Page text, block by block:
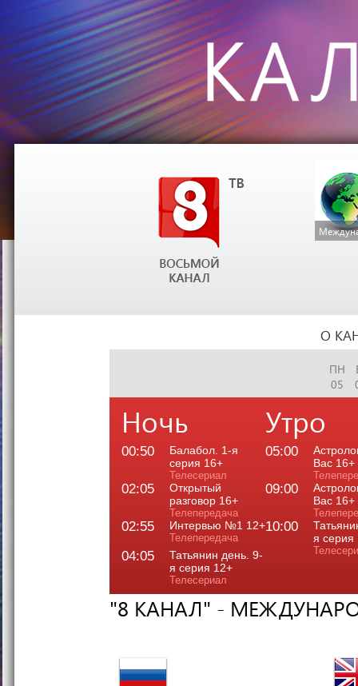
О
ПН
05
Ночь
00:50
Балабол. 1-я
серия 16+
Телесериал
02:05
Открытый
разговор 16+
Телепередача
02:55 Интервью №1 12+
Телепередача
04:05
Татьянин день. 9-
я серия 12+
Телесериал
Утро
05:00
Вас 16+
09:00
Вас 16+
10:00
я серия
"8 КАНАЛ" -